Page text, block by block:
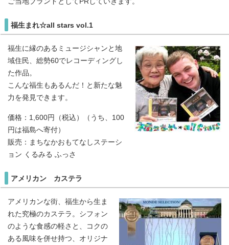
福生まれ☆all stars vol.1
福生に縁のあるミュージシャンと地
域住民、総勢60でレコーディングし
た作品。
こんな福生もあるんだ！と新たな魅
力を発見できます。
価格：1,600円（税込）（うち、100
円は福島へ寄付）
販売：まちなかおもてなしステーシ
ョン くるみる ふっさ
アメリカン カステラ
アメリカンな街、福生から生ま
れた究極のカステラ。シフォン
のような食感の軽さと、コクの
ある風味を併せ持つ、オリジナ